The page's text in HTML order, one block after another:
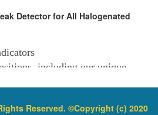
probe handle
time: 4hours
battery
52.5x45.5x34.0cm
Detector for All Halogenated
including our unique
re-calibration
Reserved. ©Copyright (c) 2020